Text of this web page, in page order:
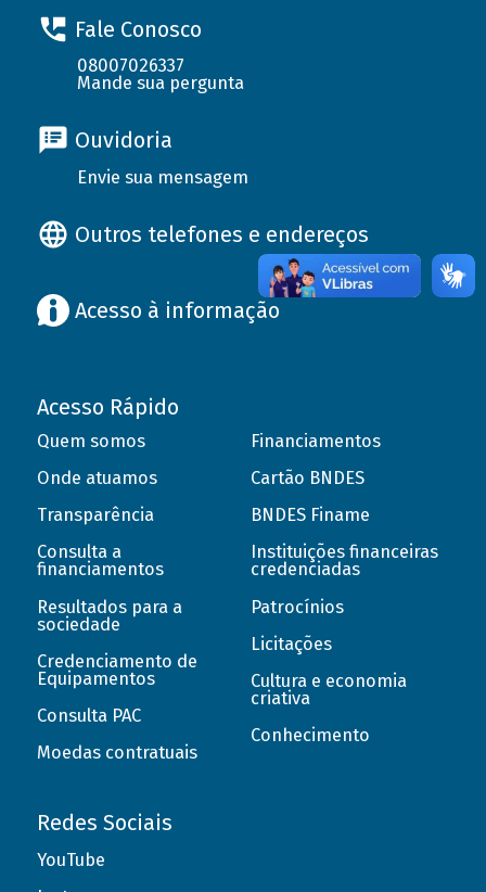
Fale Conosco
08007026337
Mande sua pergunta
Ouvidoria
Envie sua mensagem
Outros telefones e endereços
Acesso à informação
Acesso Rápido
Quem somos
Onde atuamos
Transparência
Consulta a
financiamentos
Resultados para a
sociedade
Credenciamento de
Equipamentos
Consulta PAC
Moedas contratuais
Financiamentos
Cartão BNDES
BNDES Finame
Instituições financeiras
credenciadas
Patrocínios
Licitações
Cultura e economia
criativa
Conhecimento
Redes Sociais
YouTube